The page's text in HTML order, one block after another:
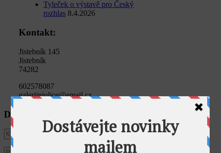
Tyleček o výstavě pro Český
rozhlas 8.4.2026
Kontakt:
Jistebník 145
Jistebník
74282
602578087
galerijniulice@email.cz
Dostávat novinky e-mailem